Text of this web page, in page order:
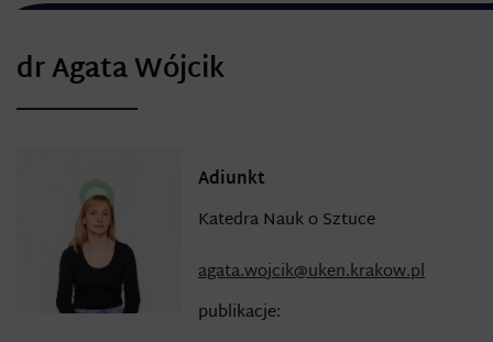
dr Agata Wójcik
Adiunkt
Katedra Nauk o Sztuce
agata.wojcik@uken.krakow.pl
publikacje: